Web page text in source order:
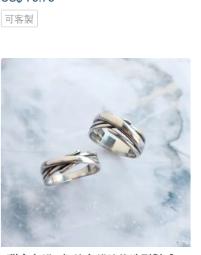
可客製